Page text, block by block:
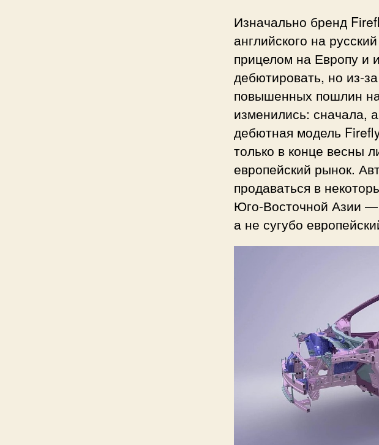
Изначально бренд
английского на
прицелом на Европу и
дебютировать, но из-
повышенных пошлин
изменились: сначала,
дебютная модель
только в конце весны
европейский рынок.
продаваться в
Юго-Восточной Азии
а не сугубо